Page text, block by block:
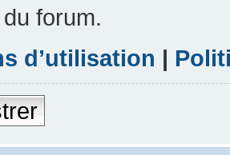
forum.
d’utilisation |